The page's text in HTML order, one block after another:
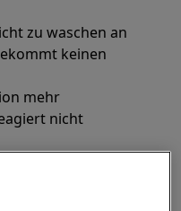
zu waschen an
keinen
mehr
nicht